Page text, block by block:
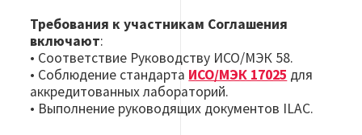
Требования к участникам Соглашения
включают:
• Соответствие Руководству ИСО/МЭК 58.
• Соблюдение стандарта ИСО/МЭК 17025 для
аккредитованных лабораторий.
• Выполнение руководящих документов ILAC.